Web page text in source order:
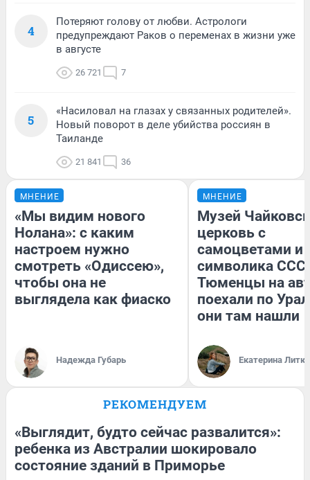
4
Потеряют голову от любви. Астрологи
предупреждают Раков о переменах в жизни уже
в августе
26 721 7
5
«Насиловал на глазах у связанных родителей».
Новый поворот в деле убийства россиян в
Таиланде
21 841 36
МНЕНИЕ
«Мы видим нового
Нолана»: с каким
настроем нужно
смотреть «Одиссею»,
чтобы она не
выглядела как фиаско
Надежда Губарь
МНЕНИЕ
Музей
церковь с
самоцветами и
символика
Тюменцы на
поехали по
они там нашли
Екатерина
РЕКОМЕНДУЕМ
«Выглядит, будто сейчас развалится»:
ребенка из Австралии шокировало
состояние зданий в Приморье